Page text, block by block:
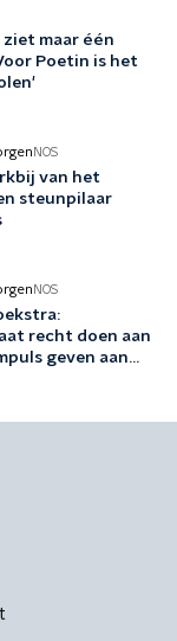
ziet maar één
Poetin is het
NOS
van het
steunpilaar
NOS
recht doen aan
geven aan